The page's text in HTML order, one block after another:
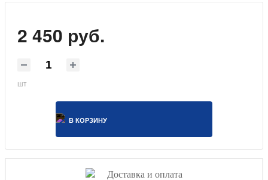
2 450 руб.
шт
В КОРЗИНУ
Доставка и оплата